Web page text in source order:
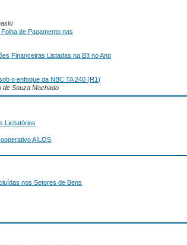
de Pagamento nas
Financeiras Listadas na B3 no Ano
o enfoque da NBC TA 240 (R1)
de Souza Machado
Licitatórios
AILOS
nos Setores de Bens